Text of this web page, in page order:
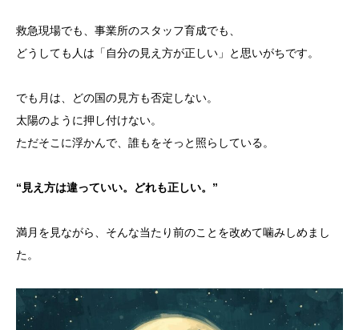
救急現場でも、事業所のスタッフ育成でも、
どうしても人は「自分の見え方が正しい」と思いがちです。
でも月は、どの国の見方も否定しない。
太陽のように押し付けない。
ただそこに浮かんで、誰もをそっと照らしている。
“見え方は違っていい。どれも正しい。”
満月を見ながら、そんな当たり前のことを改めて噛みしめまし
た。